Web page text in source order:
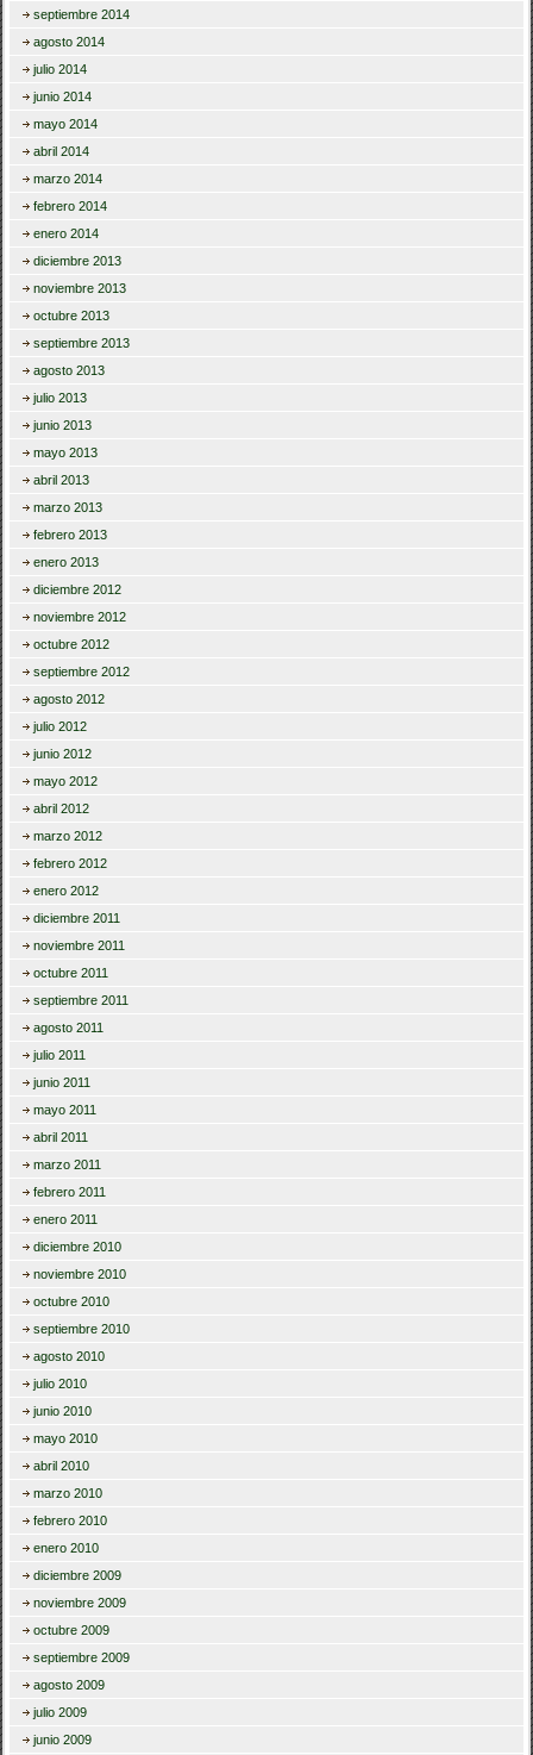
septiembre 2014
agosto 2014
julio 2014
junio 2014
mayo 2014
abril 2014
marzo 2014
febrero 2014
enero 2014
diciembre 2013
noviembre 2013
octubre 2013
septiembre 2013
agosto 2013
julio 2013
junio 2013
mayo 2013
abril 2013
marzo 2013
febrero 2013
enero 2013
diciembre 2012
noviembre 2012
octubre 2012
septiembre 2012
agosto 2012
julio 2012
junio 2012
mayo 2012
abril 2012
marzo 2012
febrero 2012
enero 2012
diciembre 2011
noviembre 2011
octubre 2011
septiembre 2011
agosto 2011
julio 2011
junio 2011
mayo 2011
abril 2011
marzo 2011
febrero 2011
enero 2011
diciembre 2010
noviembre 2010
octubre 2010
septiembre 2010
agosto 2010
julio 2010
junio 2010
mayo 2010
abril 2010
marzo 2010
febrero 2010
enero 2010
diciembre 2009
noviembre 2009
octubre 2009
septiembre 2009
agosto 2009
julio 2009
junio 2009